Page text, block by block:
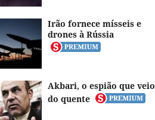
Irão fornece mísseis e
drones à Rússia
Akbari, o espião que veio
do quente